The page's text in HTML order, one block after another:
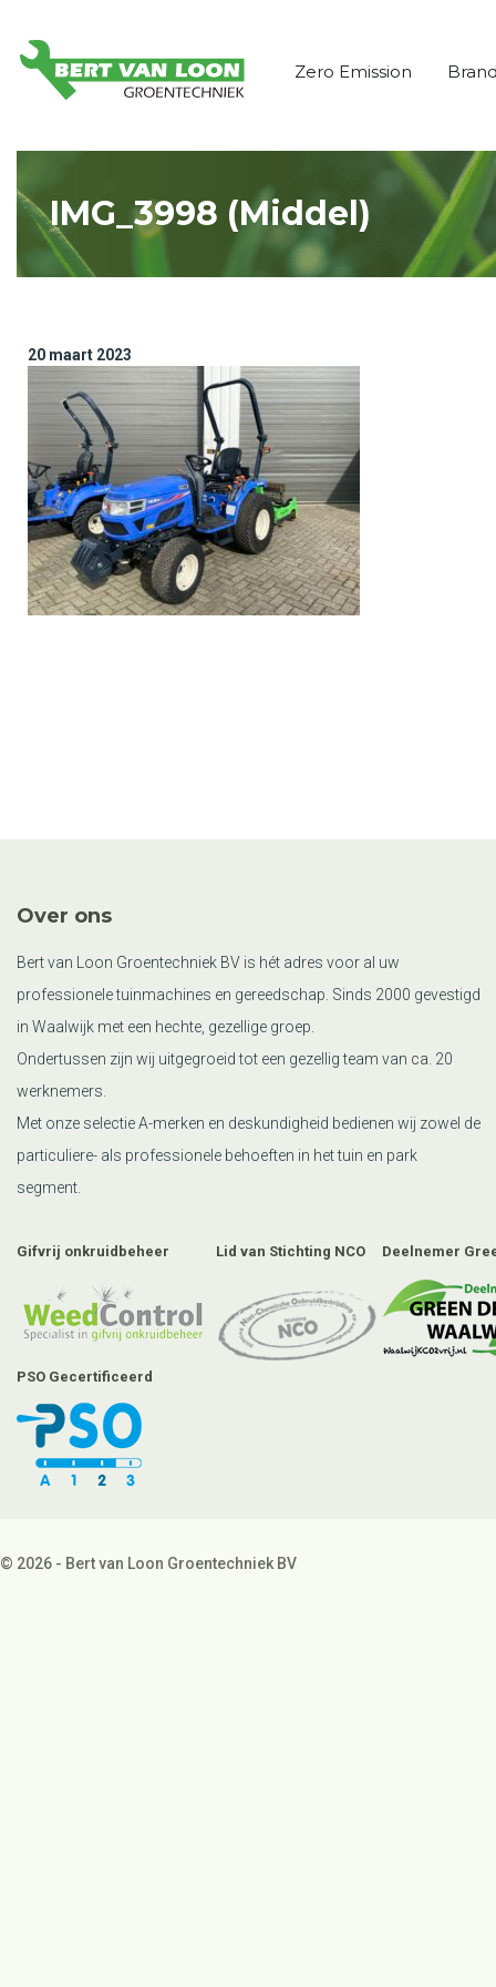
Zero Emission
IMG_3998 (Middel)
20 maart 2023
Over ons
Bert van Loon Groentechniek BV is hét adres voor al uw
professionele tuinmachines en gereedschap. Sinds 2000 gevestigd
in Waalwijk met een hechte, gezellige groep.
Ondertussen zijn wij uitgegroeid tot een gezellig team van ca. 20
werknemers.
Met onze selectie A-merken en deskundigheid bedienen wij zowel de
particuliere- als professionele behoeften in het tuin en park
segment.
Gifvrij onkruidbeheer Lid van Stichting NCO Deelnemer
PSO Gecertificeerd
© 2026 - Bert van Loon Groentechniek BV